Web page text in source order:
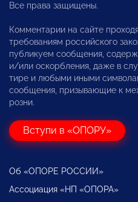
Все права защищены.
Комментарии на сайте
требованиям российского
публикуем сообщения,
и/или оскорбления, даже в
тире и любыми иными
сообщения, призывающие к
розни.
Вступи в «ОПОРУ»
Об «ОПОРЕ РОССИИ»
Ассоциация «НП «ОПОРА»